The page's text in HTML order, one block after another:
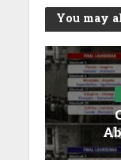
You may